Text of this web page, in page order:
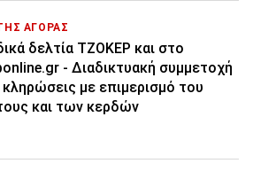
ΑΓΟΡΑΣ
δελτία ΤΖΟΚΕΡ και στο
- Διαδικτυακή συμμετοχή
κληρώσεις με επιμερισμό του
και των κερδών